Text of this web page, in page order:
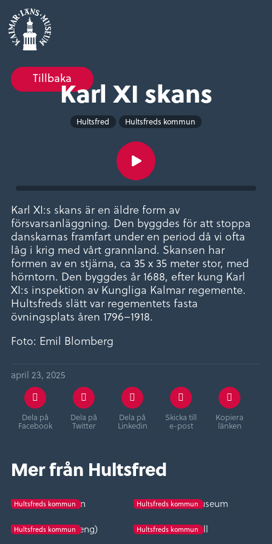
TillbakaKarl XI skans
Hultsfred Hultsfreds kommun
Karl XI:s skans är en äldre form av
försvarsanläggning. Den byggdes för att stoppa
danskarnas framfart under en period då vi ofta
låg i krig med vårt grannland. Skansen har
formen av en stjärna, ca 35 x 35 meter stor, med
hörntorn. Den byggdes år 1688, efter kung Karl
XI:s inspektion av Kungliga Kalmar regemente.
Hultsfreds slätt var regementets fasta
övningsplats åren 1796–1918.
Foto: Emil Blomberg
april 23, 2025
Dela på
Facebook
Dela på
Twitter
Dela på
Linkedin
Skicka till
e-post
Kopiera
länken
Mer från Hultsfred
Hultsfreds kommun
Spången Hultsfreds kommun
Vena folk museum
Hultsfreds kommun
Bäckefall (eng) Hultsfreds kommun
Bäckefall